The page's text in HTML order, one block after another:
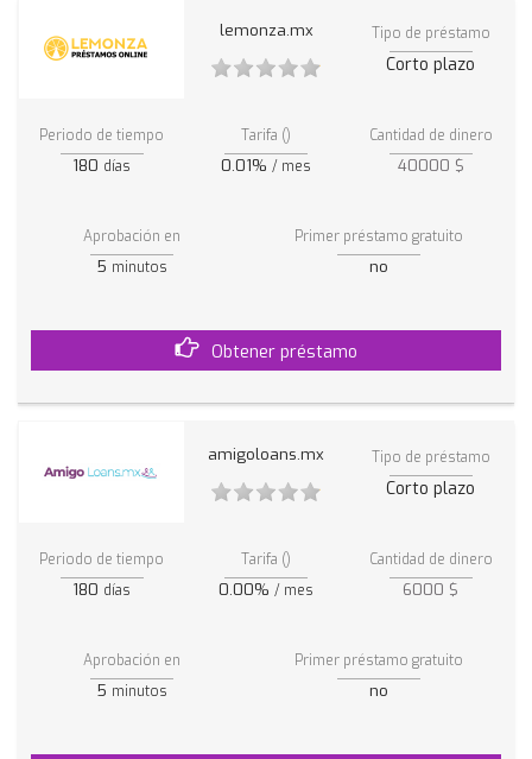
lemonza.mx Tipo de préstamo
Corto plazo
Periodo de tiempo
180 días
Tarifa ()
0.01%/ mes
Cantidad de dinero
40000 $
Aprobación en
5 minutos
Primer préstamo gratuito
no
Obtener préstamo
amigoloans.mx Tipo de préstamo
Corto plazo
Periodo de tiempo
180 días
Tarifa ()
0.00%/ mes
Cantidad de dinero
6000 $
Aprobación en
5 minutos
Primer préstamo gratuito
no